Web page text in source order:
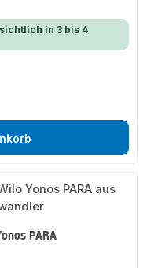
in 3 bis 4
PARA